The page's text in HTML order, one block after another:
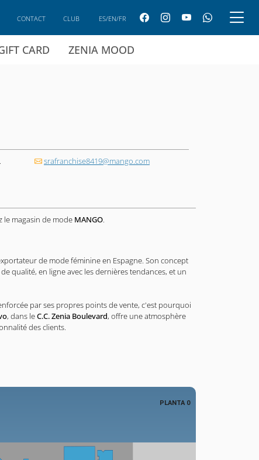
CARD ZENIA MOOD
CONTACT CLUB ES/EN/FR
srafranchise8419@mango.com
le magasin de mode MANGO.
de mode féminine en Espagne. Son concept
qualité, en ligne avec les dernières tendances, et un
par ses propres points de vente, c'est pourquoi
, dans leC.C. Zenia Boulevard, offre une atmosphère
des clients.